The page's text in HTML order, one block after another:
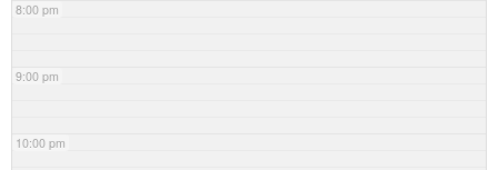
8:00 pm
9:00 pm
10:00 pm